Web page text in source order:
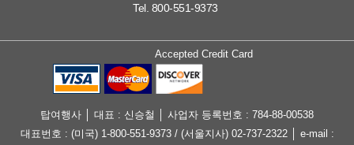
Tel. 800-551-9373
Accepted Credit Card
탑여행사 │ 대표 : 신승철 │ 사업자 등록번호 : 784-88-00538
대표번호 : (미국) 1-800-551-9373 / (서울지사) 02-737-2322 │ e-mail :